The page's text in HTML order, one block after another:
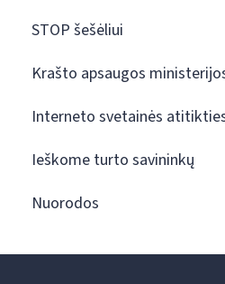
STOP šešėliui
Krašto apsaugos
Interneto svetainės
Ieškome turto savininkų
Nuorodos